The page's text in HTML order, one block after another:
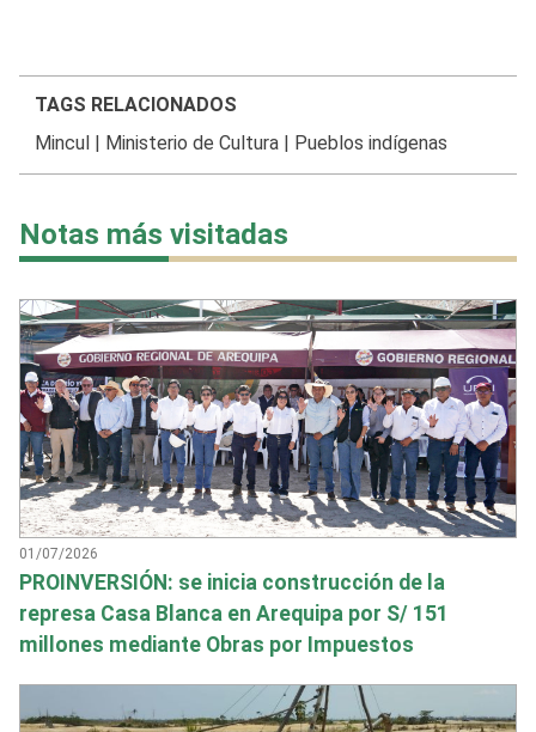
TAGS RELACIONADOS
Mincul
Ministerio de Cultura| Pueblos indígenas
Notas más visitadas
01/07/2026
PROINVERSIÓN: se inicia construcción de la
represa Casa Blanca en Arequipa por S/ 151
millones mediante Obras por Impuestos